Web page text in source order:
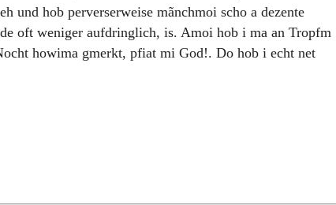
hob perverserweise mãnchmoi scho a dezente
oft weniger aufdringlich, is. Amoi hob i ma an Tropfm
howima gmerkt, pfiat mi God!. Do hob i echt net